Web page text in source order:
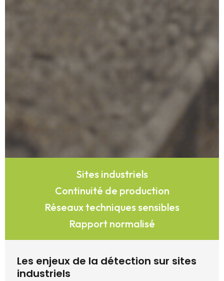
Sites industriels
Continuité de production
Réseaux techniques sensibles
Rapport normalisé
Les enjeux de la détection sur sites
industriels